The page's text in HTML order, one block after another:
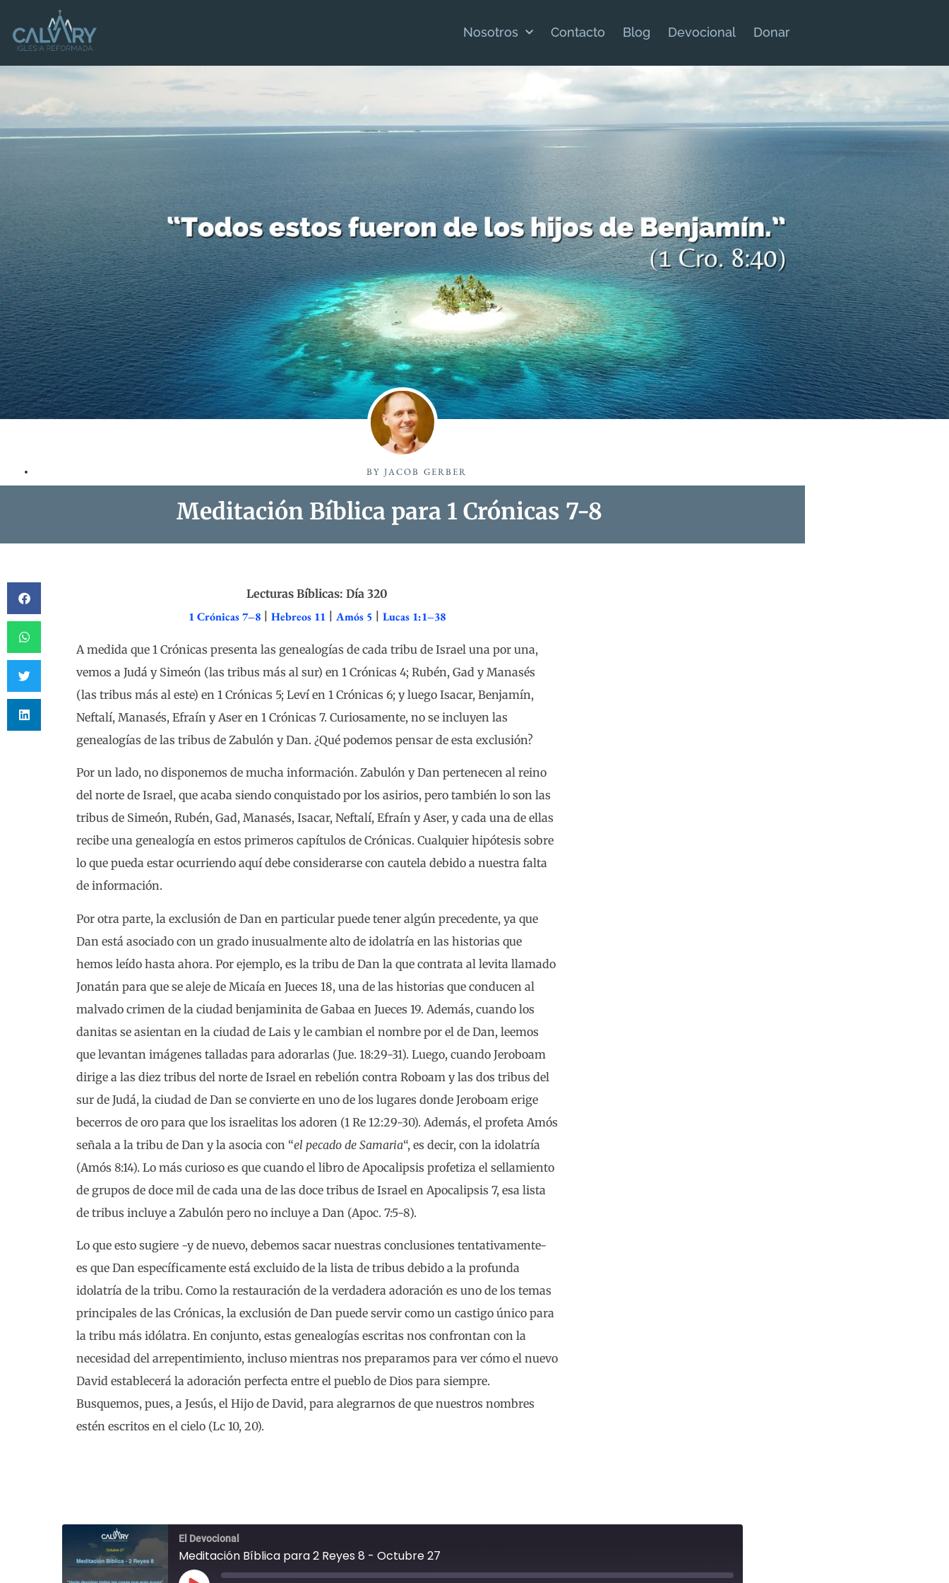
Nosotros Contacto Blog Devocional Donar
BY JACOB GERBER
Meditación Bíblica para 1 Crónicas 7-8
Lecturas Bíblicas: Día 320
1 Crónicas 7–8 Hebreos 11 Amós 5 Lucas 1:1–38
A medida que 1 Crónicas presenta las genealogías de cada tribu de Israel una por una,
vemos a Judá y Simeón (las tribus más al sur) en 1 Crónicas 4; Rubén, Gad y Manasés
(las tribus más al este) en 1 Crónicas 5; Leví en 1 Crónicas 6; y luego Isacar, Benjamín,
Neftalí, Manasés, Efraín y Aser en 1 Crónicas 7. Curiosamente, no se incluyen las
genealogías de las tribus de Zabulón y Dan. ¿Qué podemos pensar de esta exclusión?
Por un lado, no disponemos de mucha información. Zabulón y Dan pertenecen al reino
del norte de Israel, que acaba siendo conquistado por los asirios, pero también lo son las
tribus de Simeón, Rubén, Gad, Manasés, Isacar, Neftalí, Efraín y Aser, y cada una de ellas
recibe una genealogía en estos primeros capítulos de Crónicas. Cualquier hipótesis sobre
lo que pueda estar ocurriendo aquí debe considerarse con cautela debido a nuestra falta
de información.
Por otra parte, la exclusión de Dan en particular puede tener algún precedente, ya que
Dan está asociado con un grado inusualmente alto de idolatría en las historias que
hemos leído hasta ahora. Por ejemplo, es la tribu de Dan la que contrata al levita llamado
Jonatán para que se aleje de Micaía en Jueces 18, una de las historias que conducen al
malvado crimen de la ciudad benjaminita de Gabaa en Jueces 19. Además, cuando los
danitas se asientan en la ciudad de Lais y le cambian el nombre por el de Dan, leemos
que levantan imágenes talladas para adorarlas (Jue. 18:29-31). Luego, cuando Jeroboam
dirige a las diez tribus del norte de Israel en rebelión contra Roboam y las dos tribus del
sur de Judá, la ciudad de Dan se convierte en uno de los lugares donde Jeroboam erige
becerros de oro para que los israelitas los adoren (1 Re 12:29-30). Además, el profeta Amós
señala a la tribu de Dan y la asocia con “el pecado de Samaria“, es decir, con la idolatría
(Amós 8:14). Lo más curioso es que cuando el libro de Apocalipsis profetiza el sellamiento
de grupos de doce mil de cada una de las doce tribus de Israel en Apocalipsis 7, esa lista
de tribus incluye a Zabulón pero no incluye a Dan (Apoc. 7:5-8).
Lo que esto sugiere -y de nuevo, debemos sacar nuestras conclusiones tentativamente-
es que Dan específicamente está excluido de la lista de tribus debido a la profunda
idolatría de la tribu. Como la restauración de la verdadera adoración es uno de los temas
principales de las Crónicas, la exclusión de Dan puede servir como un castigo único para
la tribu más idólatra. En conjunto, estas genealogías escritas nos confrontan con la
necesidad del arrepentimiento, incluso mientras nos preparamos para ver cómo el nuevo
David establecerá la adoración perfecta entre el pueblo de Dios para siempre.
Busquemos, pues, a Jesús, el Hijo de David, para alegrarnos de que nuestros nombres
estén escritos en el cielo (Lc 10, 20).
El Devocional
Meditación Bíblica para 2 Reyes 8 - Octubre 27